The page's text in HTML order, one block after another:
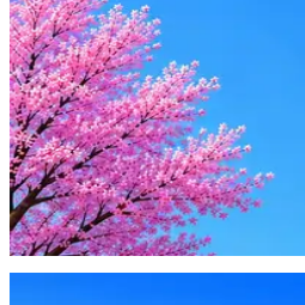
AI генерация
4 990 ₽/мес
Купить доступ
Будьте осторожны: если
деньги — это мошенники.
Жмите Пожаловаться ·Гайд по